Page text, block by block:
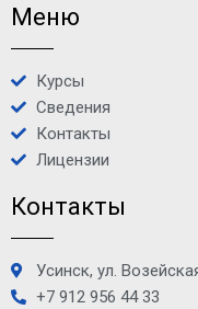
Меню
Курсы
Сведения
Контакты
Лицензии
Контакты
Усинск, ул.
+7 912 956 44 33